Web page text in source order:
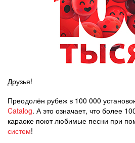
Друзья!
Преодолён рубеж в 100 000
Catalog. А это означает, что более
караоке поют любимые песни при
систем!